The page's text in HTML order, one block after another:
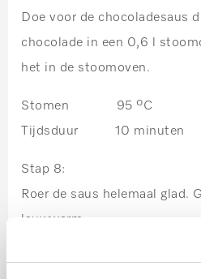
Doe voor de chocoladesaus
chocolade in een 0,6 l
het in de stoomoven.
Stomen 95 ºC
Tijdsduur 10 minuten
Stap 8:
Roer de saus helemaal glad.
lauwwarm.